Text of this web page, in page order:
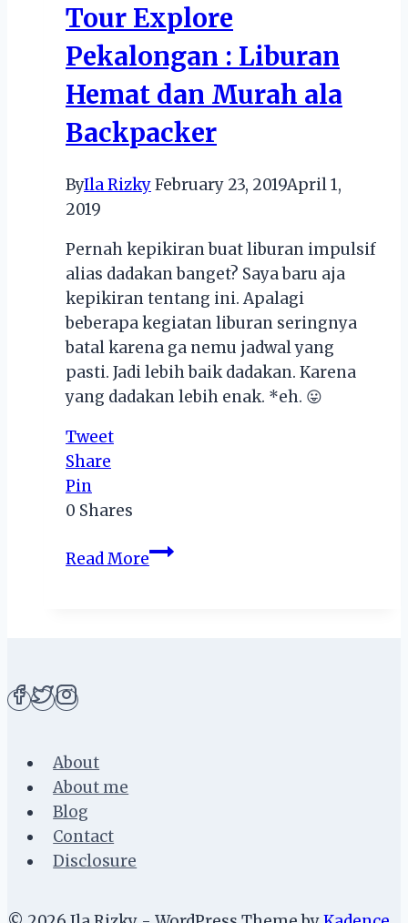
Tour Explore
Pekalongan : Liburan
Hemat dan Murah ala
Backpacker
ByIla RizkyFebruary 23, 2019April 1,
2019
Pernah kepikiran buat liburan impulsif
alias dadakan banget? Saya baru aja
kepikiran tentang ini. Apalagi
beberapa kegiatan liburan seringnya
batal karena ga nemu jadwal yang
pasti. Jadi lebih baik dadakan. Karena
yang dadakan lebih enak. *eh. 😛
Tweet
Share
Pin
0 Shares
Read MoreMerencanakan
About
About me
Blog
Contact
Disclosure